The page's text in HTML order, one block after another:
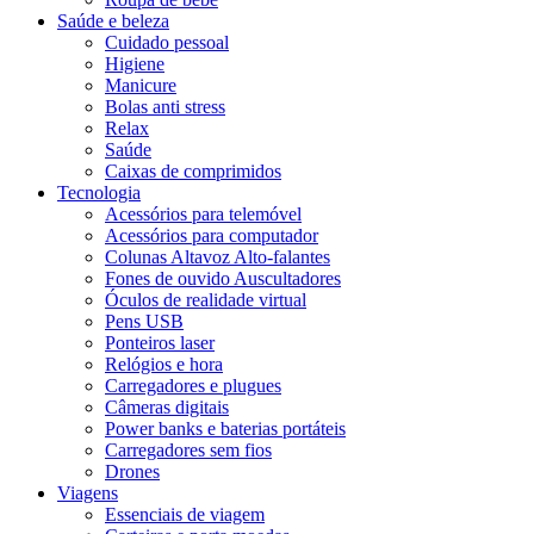
Saúde e beleza
Cuidado pessoal
Higiene
Manicure
Bolas anti stress
Relax
Saúde
Caixas de comprimidos
Tecnologia
Acessórios para telemóvel
Acessórios para computador
Colunas Altavoz Alto-falantes
Fones de ouvido Auscultadores
Óculos de realidade virtual
Pens USB
Ponteiros laser
Relógios e hora
Carregadores e plugues
Câmeras digitais
Power banks e baterias portáteis
Carregadores sem fios
Drones
Viagens
Essenciais de viagem